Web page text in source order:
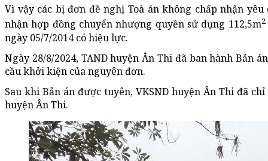
Vì vậy các bị đơn đề nghị Toà án không chấp nhận
nhận hợp đồng chuyển nhượng quyền sử dụng 112,5m2
ngày 05/7/2014 có hiệu lực.
Ngày 28/8/2024, TAND huyện Ân Thi đã ban hành Bản
cầu khởi kiện của nguyên đơn.
Sau khi Bản án được tuyên, VKSND huyện Ân Thi đã
huyện Ân Thi.